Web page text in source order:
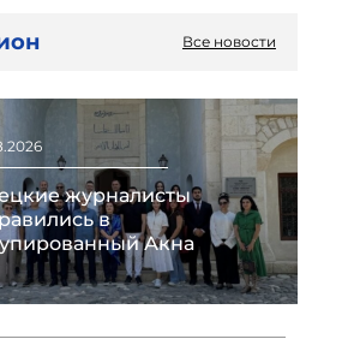
Все новости
журналисты
в
Акна